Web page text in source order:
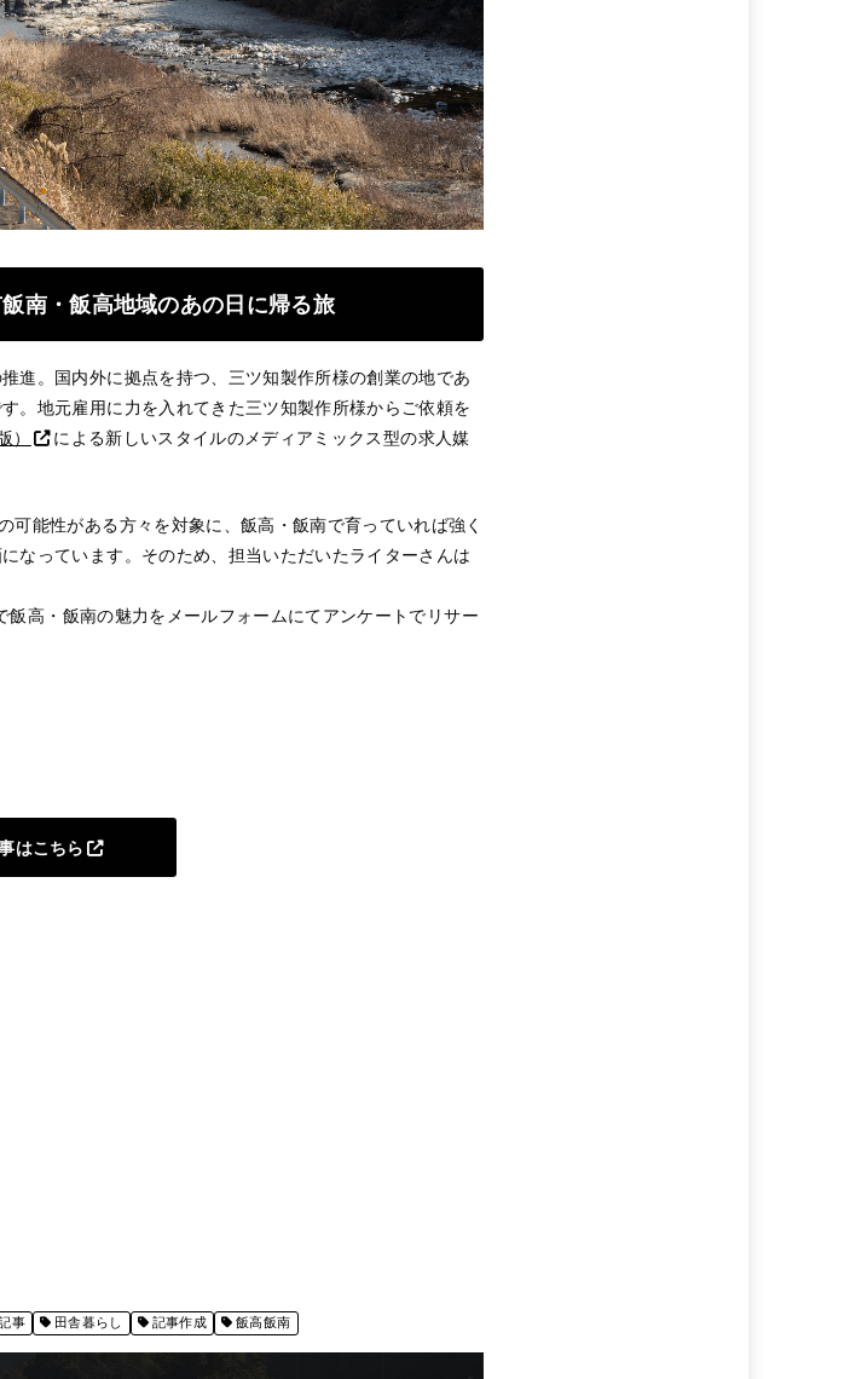
南・飯高地域のあの日に帰る旅
進。国内外に拠点を持つ、三ツ知製作所様の創業の地であ
。地元雇用に力を入れてきた三ツ知製作所様からご依頼を
）
による新しいスタイルのメディアミックス型の求人媒
可能性がある方々を対象に、飯高・飯南で育っていれば強く
なっています。そのため、担当いただいたライターさんは
高・飯南の魅力をメールフォームにてアンケートでリサー
はこちら
事 田舎暮らし 記事作成 飯高飯南